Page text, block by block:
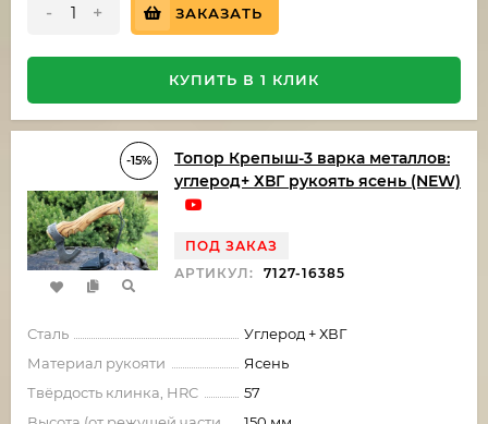
- + ЗАКАЗАТЬ
КУПИТЬ В 1 КЛИК
-15%
Топор Крепыш-3 варка металлов:
углерод+ ХВГ рукоять ясень (NEW)
ПОД ЗАКАЗ
АРТИКУЛ:
7127-16385
Сталь
Углерод + ХВГ
Материал рукояти
Ясень
Твёрдость клинка, HRC
57